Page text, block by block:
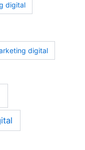
digital
digital